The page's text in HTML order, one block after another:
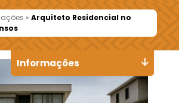
»Arquiteto Residencial no
Informações